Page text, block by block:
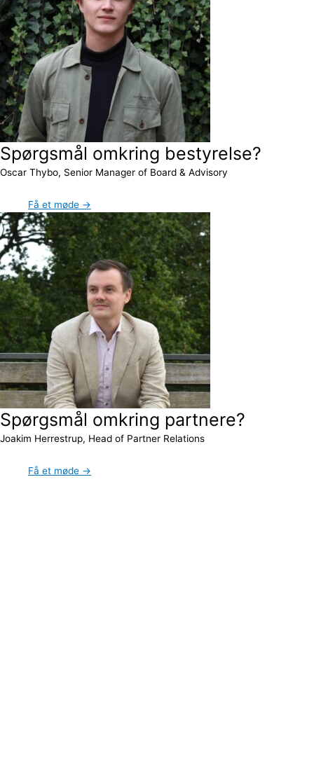
Spørgsmål omkring bestyrelse?
Oscar Thybo, Senior Manager of Board & Advisory
Få et møde →
Spørgsmål omkring partnere?
Joakim Herrestrup, Head of Partner Relations
Få et møde →